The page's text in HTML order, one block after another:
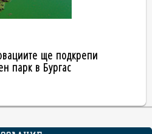
ще подкрепи
парк в Бургас